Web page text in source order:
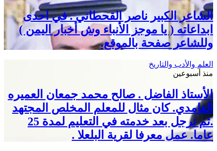
الشاعر الكبير ناصر القحطاني . في احدى
ابداعاته ( يا موجز الأنباء وش أخبار اليمن )
وللشاعر صفحة بالموقع.
العلم والأدب والتاريخ
منذ أسبوعين
الأستاذ الفاضل . صالح محمد جمعان العميره
الغامدي. كان مثال للمعلم المخلص المجتهد
.ثم ترجل بعد خدمته في التعليم لمدة 25
عاما. عمل معرفا لقرية البلعلا .